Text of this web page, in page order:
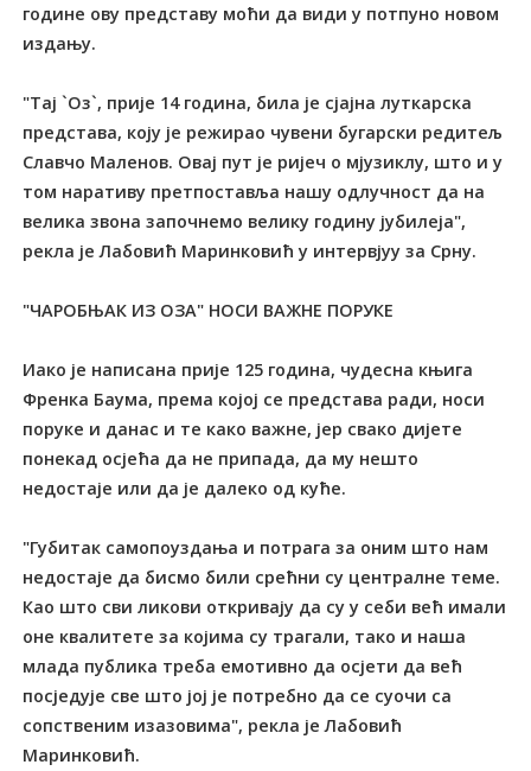
године ову представу моћи да види у потпуно новом
издању.
"Тај `Оз`, прије 14 година, била је сјајна луткарска
представа, коју је режирао чувени бугарски редитељ
Славчо Маленов. Овај пут је ријеч о мјузиклу, што и у
том наративу претпоставља нашу одлучност да на
велика звона започнемо велику годину јубилеја",
рекла је Лабовић Маринковић у интервјуу за Срну.
"ЧАРОБЊАК ИЗ ОЗА" НОСИ ВАЖНЕ ПОРУКЕ
Иако је написана прије 125 година, чудесна књига
Френка Баума, према којој се представа ради, носи
поруке и данас и те како важне, јер свако дијете
понекад осјећа да не припада, да му нешто
недостаје или да је далеко од куће.
"Губитак самопоуздања и потрага за оним што нам
недостаје да бисмо били срећни су централне теме.
Као што сви ликови откривају да су у себи већ имали
оне квалитете за којима су трагали, тако и наша
млада публика треба емотивно да осјети да већ
посједује све што јој је потребно да се суочи са
сопственим изазовима", рекла је Лабовић
Маринковић.